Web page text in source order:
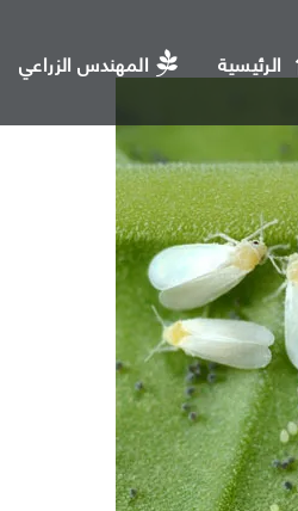
الرئيسية المهندس الزراعي